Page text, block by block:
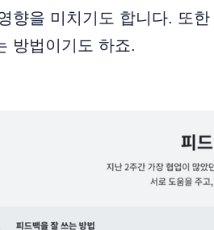
향을 미치기도 합니다. 또
방법이기도 하죠.